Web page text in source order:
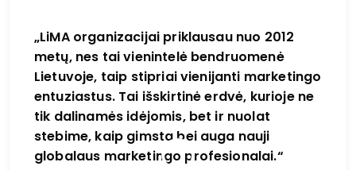
„LiMA organizacijai priklausau nuo 2012
metų, nes tai vienintelė bendruomenė
Lietuvoje, taip stipriai vienijanti marketingo
entuziastus. Tai išskirtinė erdvė, kurioje ne
tik dalinamės idėjomis, bet ir nuolat
stebime, kaip gimsta bei auga nauji
globalaus marketingo profesionalai.“